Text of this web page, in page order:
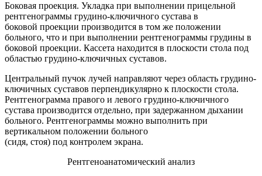
Боковая проекция. Укладка при выполнении прицельной
рентгенограммы грудино-ключичного сустава в
боковой проекции производится в том же положении
больного, что и при выполнении рентгенограммы грудины в
боковой проекции. Кассета находится в плоскости стола под
областью грудино-ключичных суставов.
Центральный пучок лучей направляют через область грудино-
ключичных суставов перпендикулярно к плоскости стола.
Рентгенограмма правого и левого грудино-ключичного
сустава производится отдельно, при задержанном дыхании
больного. Рентгенограммы можно выполнить при
вертикальном положении больного
(сидя, стоя) под контролем экрана.
Рентгеноанатомический анализ